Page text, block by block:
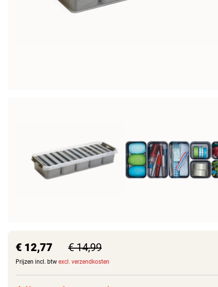
€ 12,77 € 14,99
Prijzen incl. btw excl. verzendkosten